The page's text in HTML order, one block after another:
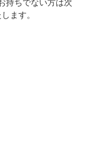
持ちでない方は次
ます。